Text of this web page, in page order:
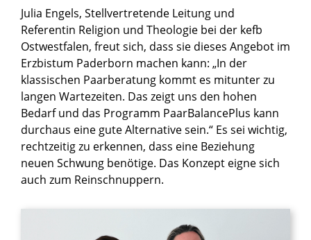
Julia Engels, Stellvertretende Leitung und
Referentin Religion und Theologie bei der kefb
Ostwestfalen, freut sich, dass sie dieses Angebot im
Erzbistum Paderborn machen kann: „In der
klassischen Paarberatung kommt es mitunter zu
langen Wartezeiten. Das zeigt uns den hohen
Bedarf und das Programm PaarBalancePlus kann
durchaus eine gute Alternative sein.“ Es sei wichtig,
rechtzeitig zu erkennen, dass eine Beziehung
neuen Schwung benötige. Das Konzept eigne sich
auch zum Reinschnuppern.